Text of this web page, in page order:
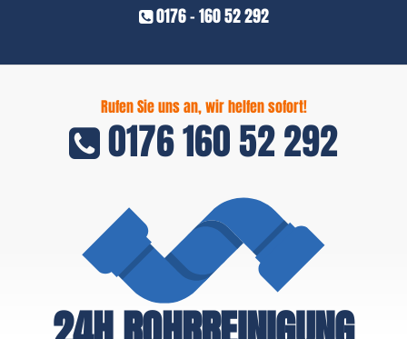
0176 - 160 52 292
Rufen Sie uns an, wir helfen sofort!
0176 160 52 292